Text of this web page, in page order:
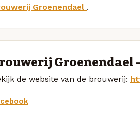
Groenendael .
Groenendael
de website van de brouwerij: